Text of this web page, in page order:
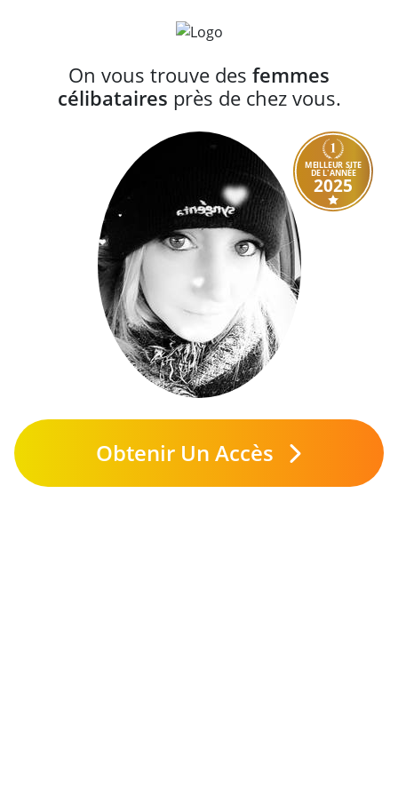
On vous trouve des femmes
célibataires près de chez vous.
MEILLEUR SITE
DE L'ANNÉE
2025
Obtenir Un Accès